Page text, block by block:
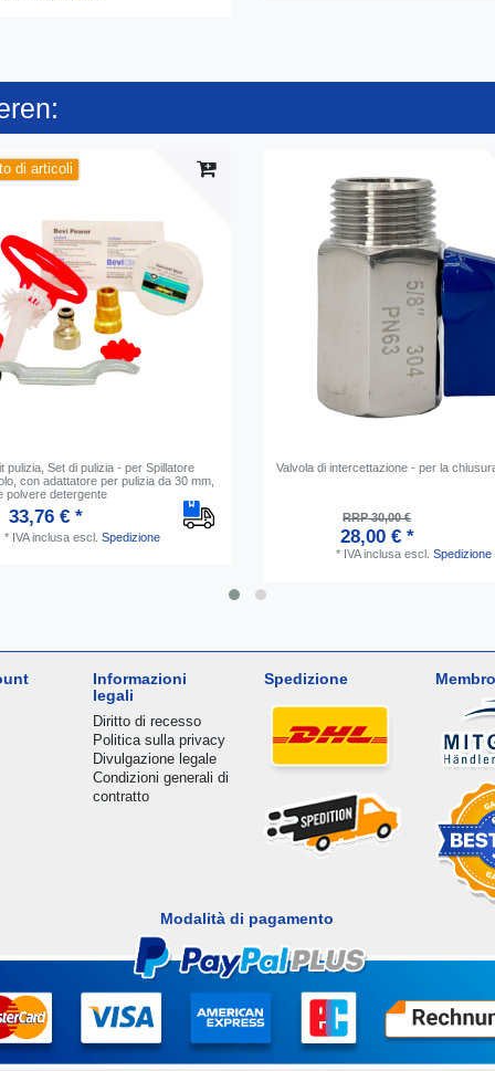
di articoli
pulizia, Set di pulizia - per Spillatore
con adattatore per pulizia da 30 mm,
polvere detergente
33,76 € *
* IVA inclusaescl. Spedizione
Valvola di intercettazione - per la
RRP 30,00 €
28,00 € *
* IVA inclusaescl. Spedizione
Informazioni
legali
Diritto di recesso
Politica sulla privacy
Divulgazione legale
Condizioni generali di
contratto
Spedizione
Modalità di pagamento